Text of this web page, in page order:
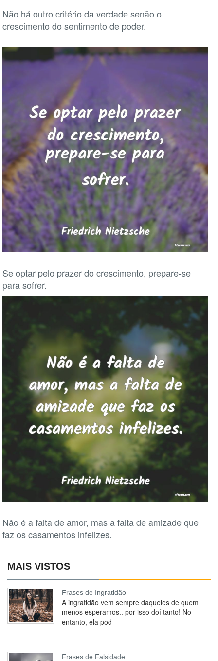
Não há outro critério da verdade senão o
crescimento do sentimento de poder.
Se optar pelo prazer do crescimento, prepare-se
para sofrer.
Não é a falta de amor, mas a falta de amizade que
faz os casamentos infelizes.
MAIS VISTOS
Frases de Ingratidão
A ingratidão vem sempre daqueles de quem
menos esperamos.. por isso doí tanto! No
entanto, ela pod
Frases de Falsidade